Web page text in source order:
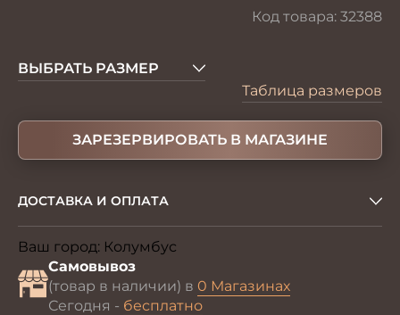
Код товара: 32388
ВЫБРАТЬ РАЗМЕР
Таблица размеров
ЗАРЕЗЕРВИРОВАТЬ В МАГАЗИНЕ
ДОСТАВКА И ОПЛАТА
Ваш город: Колумбус
Самовывоз
(товар в наличии) в 0 Магазинах
Сегодня - бесплатно